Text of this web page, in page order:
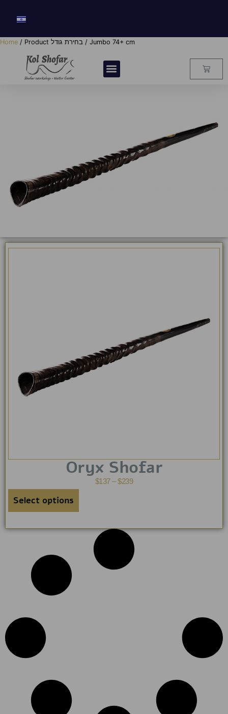
Home / Product בחירת גודל / Jumbo 74+ cm
Oryx Shofar
$137 – $239
Select options